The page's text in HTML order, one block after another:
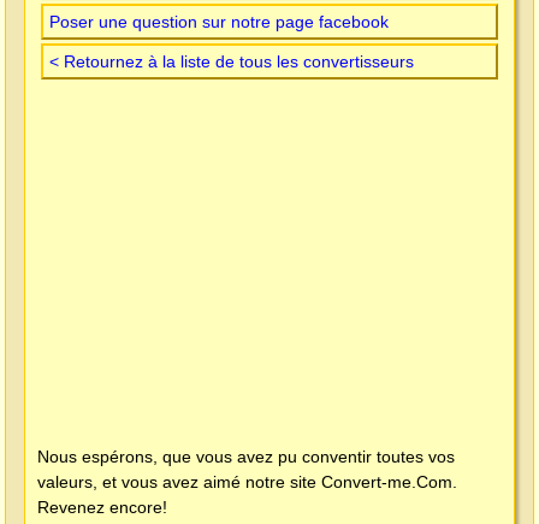
Poser une question sur notre page facebook
< Retournez à la liste de tous les convertisseurs
Nous espérons, que vous avez pu conventir toutes vos
valeurs, et vous avez aimé notre site Convert-me.Com
Revenez encore!